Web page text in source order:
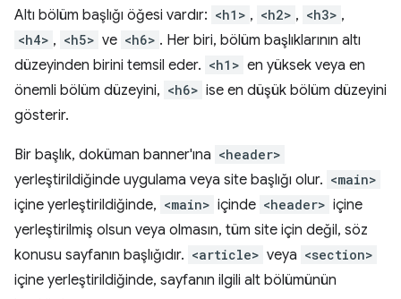
Altı bölüm başlığı öğesi vardır: <h1> , <h2> , <h3> ,
<h4> , <h5> ve <h6> . Her biri, bölüm başlıklarının altı
düzeyinden birini temsil eder. <h1> en yüksek veya en
önemli bölüm düzeyini, <h6> ise en düşük bölüm düzeyini
gösterir.
Bir başlık, doküman banner'ına <header>
yerleştirildiğinde uygulama veya site başlığı olur. <main>
içine yerleştirildiğinde, <main> içinde <header> içine
yerleştirilmiş olsun veya olmasın, tüm site için değil, söz
konusu sayfanın başlığıdır. <article> veya <section>
içine yerleştirildiğinde, sayfanın ilgili alt bölümünün